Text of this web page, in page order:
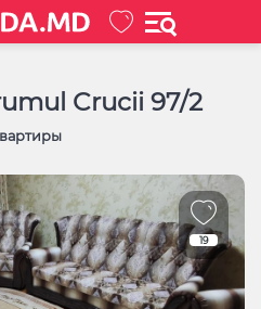
Crucii 97/2
19